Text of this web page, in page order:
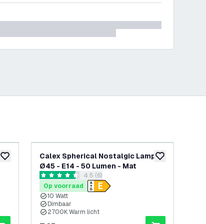
toevoegen aan verlanglijst toevoegen aan
Calex Spherical Nostalgic Lamp
Ø45 - E14 - 50 Lumen - Mat
reviews drawer openen
4.5 score sterren4.5 (6)
Op voorraad
10 Watt
Dimbaar
2700K Warm licht